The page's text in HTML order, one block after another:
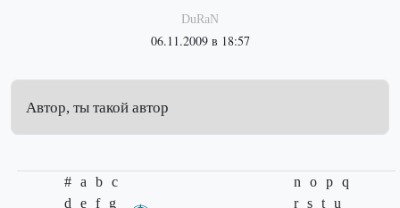
DuRaN
06.11.2009 в 18:57
Автор, ты такой автор
# a b c
d
e f g
n o p q
r s t u